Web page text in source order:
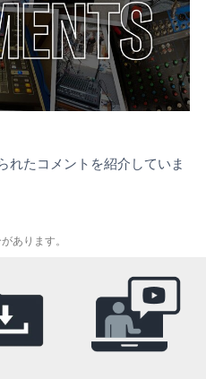
れたコメントを紹介していま
あります。